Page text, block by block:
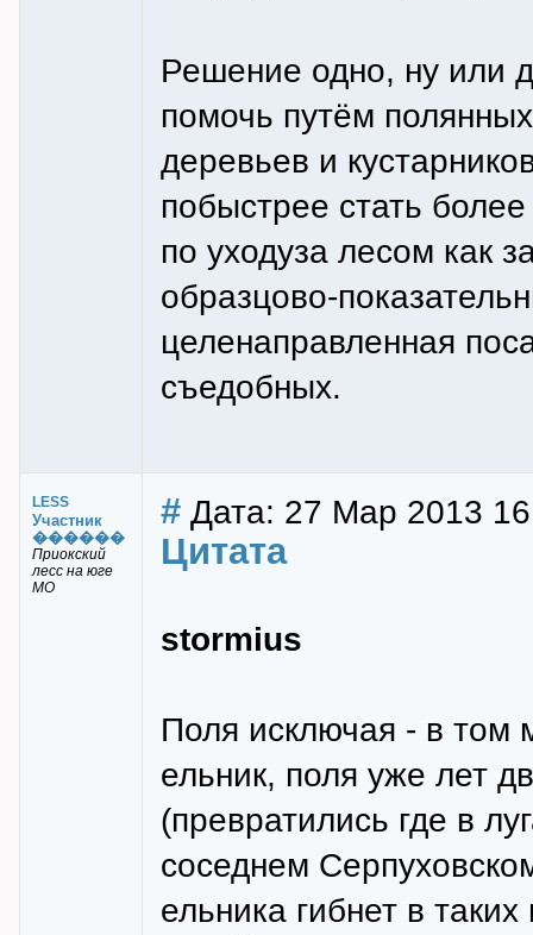
Решение одно, ну или
помочь путём
деревьев и
побыстрее стать
по уходуза лесом как
образцово-
целенаправленная
съедобных.
LESS
Участник
������
Приокский
лесс на юге
МО
# Дата: 27 Мар 2013
Цитата
stormius
Поля исключая - в том
ельник, поля уже лет
(превратились где в
соседнем
ельника гибнет в